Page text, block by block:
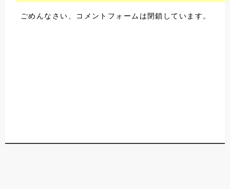
ごめんなさい、コメントフォームは閉鎖しています。